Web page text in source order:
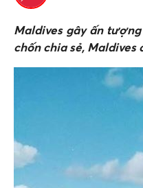
Maldives gây ấn
chốn chia sẻ,